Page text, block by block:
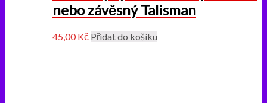
nebo závěsný Talisman
45,00Kč Přidat do košíku